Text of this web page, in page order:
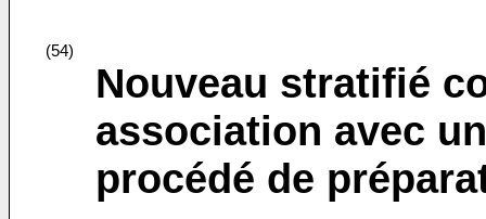
(54)
Nouveau stratifié
association avec
procédé de